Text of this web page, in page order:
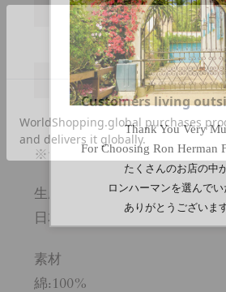
肩幅 47.5
身幅 55
裾幅 55
袖丈
※サイズの詳しい説明はこちら
生産国
日本
素材
綿:100%